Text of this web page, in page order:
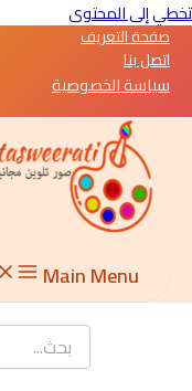
تخطي إلى المحتوى
صفحة التعريف
اتصل بنا
سياسة الخصوصية
Main Menu